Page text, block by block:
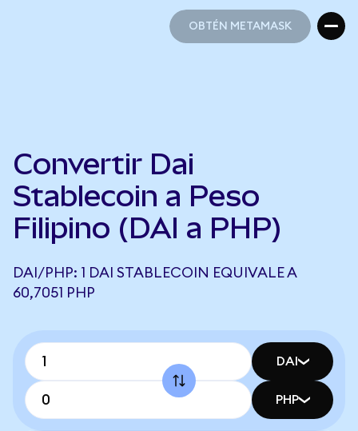
OBTÉN METAMASK
Convertir Dai
Stablecoin a Peso
Filipino (DAI a PHP)
DAI/PHP: 1 DAI STABLECOIN EQUIVALE A
60,7051 PHP
DAI
PHP